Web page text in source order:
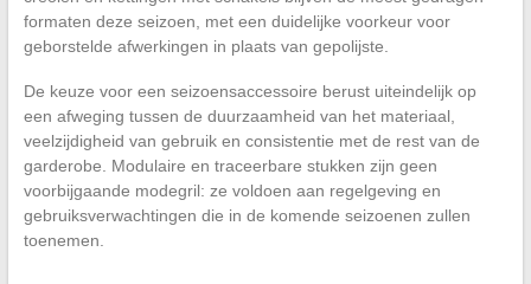
formaten deze seizoen, met een duidelijke voorkeur voor
geborstelde afwerkingen in plaats van gepolijste.
De keuze voor een seizoensaccessoire berust uiteindelijk op
een afweging tussen de duurzaamheid van het materiaal,
veelzijdigheid van gebruik en consistentie met de rest van de
garderobe. Modulaire en traceerbare stukken zijn geen
voorbijgaande modegril: ze voldoen aan regelgeving en
gebruiksverwachtingen die in de komende seizoenen zullen
toenemen.